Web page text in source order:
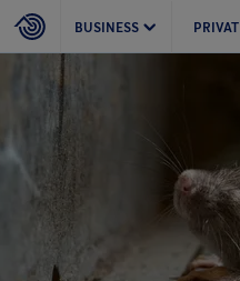
BUSINESS PRIVAT